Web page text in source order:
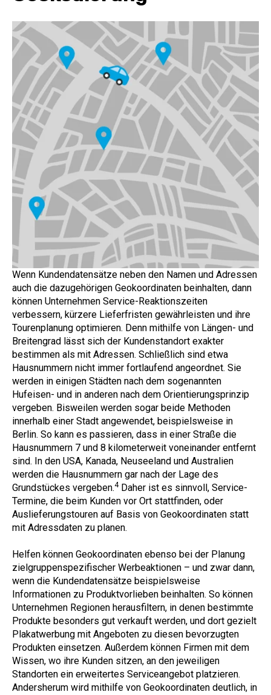
Wenn Kundendatensätze neben den Namen und Adressen
auch die dazugehörigen Geokoordinaten beinhalten, dann
können Unternehmen Service-Reaktionszeiten
verbessern, kürzere Lieferfristen gewährleisten und ihre
Tourenplanung optimieren. Denn mithilfe von Längen- und
Breitengrad lässt sich der Kundenstandort exakter
bestimmen als mit Adressen. Schließlich sind etwa
Hausnummern nicht immer fortlaufend angeordnet. Sie
werden in einigen Städten nach dem sogenannten
Hufeisen- und in anderen nach dem Orientierungsprinzip
vergeben. Bisweilen werden sogar beide Methoden
innerhalb einer Stadt angewendet, beispielsweise in
Berlin. So kann es passieren, dass in einer Straße die
Hausnummern 7 und 8 kilometerweit voneinander entfernt
sind. In den USA, Kanada, Neuseeland und Australien
werden die Hausnummern gar nach der Lage des
Grundstückes vergeben.4Daher ist es sinnvoll, Service-
Termine, die beim Kunden vor Ort stattfinden, oder
Auslieferungstouren auf Basis von Geokoordinaten statt
mit Adressdaten zu planen.
Helfen können Geokoordinaten ebenso bei der Planung
zielgruppenspezifischer Werbeaktionen – und zwar dann,
wenn die Kundendatensätze beispielsweise
Informationen zu Produktvorlieben beinhalten. So können
Unternehmen Regionen herausfiltern, in denen bestimmte
Produkte besonders gut verkauft werden, und dort gezielt
Plakatwerbung mit Angeboten zu diesen bevorzugten
Produkten einsetzen. Außerdem können Firmen mit dem
Wissen, wo ihre Kunden sitzen, an den jeweiligen
Standorten ein erweitertes Serviceangebot platzieren.
Andersherum wird mithilfe von Geokoordinaten deutlich, in